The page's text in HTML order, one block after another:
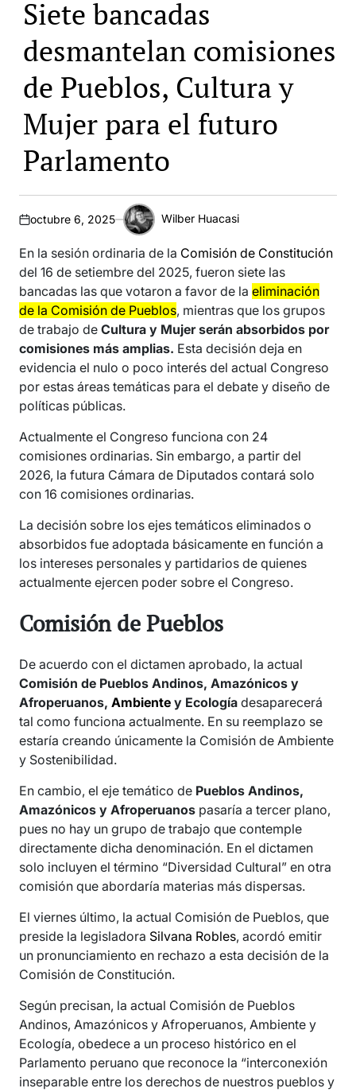
Siete bancadas
desmantelan comisiones
de Pueblos, Cultura y
Mujer para el futuro
Parlamento
octubre 6, 2025
Periodista
Wilber Huacasi
En la sesión ordinaria de la Comisión de Constitución
del 16 de setiembre del 2025, fueron siete las
bancadas las que votaron a favor de la eliminación
de la Comisión de Pueblos, mientras que los grupos
de trabajo de Cultura y Mujer serán absorbidos por
comisiones más amplias. Esta decisión deja en
evidencia el nulo o poco interés del actual Congreso
por estas áreas temáticas para el debate y diseño de
políticas públicas.
Actualmente el Congreso funciona con 24
comisiones ordinarias. Sin embargo, a partir del
2026, la futura Cámara de Diputados contará solo
con 16 comisiones ordinarias.
La decisión sobre los ejes temáticos eliminados o
absorbidos fue adoptada básicamente en función a
los intereses personales y partidarios de quienes
actualmente ejercen poder sobre el Congreso.
Comisión de Pueblos
De acuerdo con el dictamen aprobado, la actual
Comisión de Pueblos Andinos, Amazónicos y
Afroperuanos, Ambiente y Ecología desaparecerá
tal como funciona actualmente. En su reemplazo se
estaría creando únicamente la Comisión de Ambiente
y Sostenibilidad.
En cambio, el eje temático de Pueblos Andinos,
Amazónicos y Afroperuanos pasaría a tercer plano,
pues no hay un grupo de trabajo que contemple
directamente dicha denominación. En el dictamen
solo incluyen el término “Diversidad Cultural” en otra
comisión que abordaría materias más dispersas.
El viernes último, la actual Comisión de Pueblos, que
preside la legisladora Silvana Robles, acordó emitir
un pronunciamiento en rechazo a esta decisión de la
Comisión de Constitución.
Según precisan, la actual Comisión de Pueblos
Andinos, Amazónicos y Afroperuanos, Ambiente y
Ecología, obedece a un proceso histórico en el
Parlamento peruano que reconoce la “interconexión
inseparable entre los derechos de nuestros pueblos y